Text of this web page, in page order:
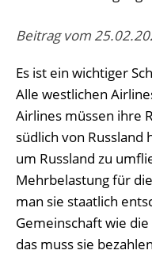
Beitrag vom
Es ist ein wichtiger
Alle westlichen
Airlines müssen ihre
südlich von Russland
um Russland zu
Mehrbelastung für
man sie staatlich
Gemeinschaft wie
das muss sie